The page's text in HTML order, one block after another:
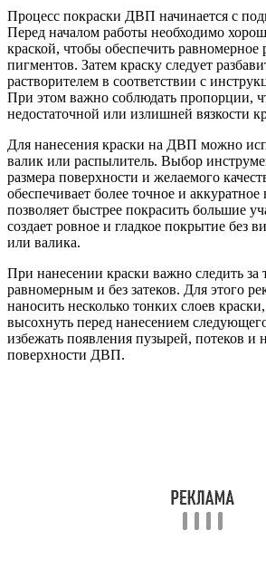
Процесс покраски ДВП начинается с
Перед началом работы необходимо
краской, чтобы обеспечить равномерное
пигментов. Затем краску следует
растворителем в соответствии с
При этом важно соблюдать пропорции,
недостаточной или излишней вязкости
Для нанесения краски на ДВП можно
валик или распылитель. Выбор
размера поверхности и желаемого
обеспечивает более точное и
позволяет быстрее покрасить большие
создает ровное и гладкое покрытие без
или валика.
При нанесении краски важно следить
равномерным и без затеков. Для этого
наносить несколько тонких слоев
высохнуть перед нанесением
избежать появления пузырей, потеков и
поверхности ДВП.